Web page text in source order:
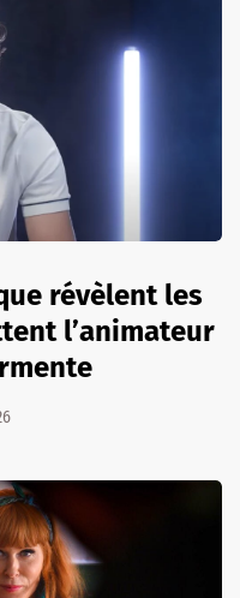
révèlent les
l’animateur